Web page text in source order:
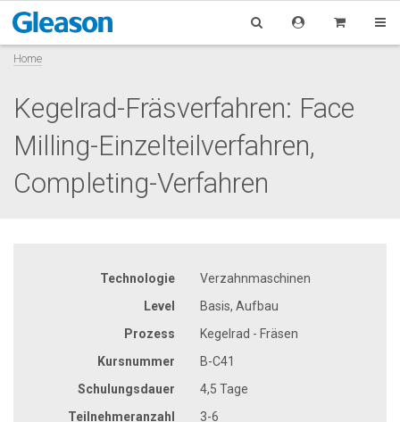
Home
Kegelrad-Fräsverfahren: Face
Milling-Einzelteilverfahren,
Completing-Verfahren
Technologie
Verzahnmaschinen
Level
Basis, Aufbau
Prozess
Kegelrad - Fräsen
Kursnummer
B-C41
Schulungsdauer
4,5 Tage
Teilnehmeranzahl
3-6